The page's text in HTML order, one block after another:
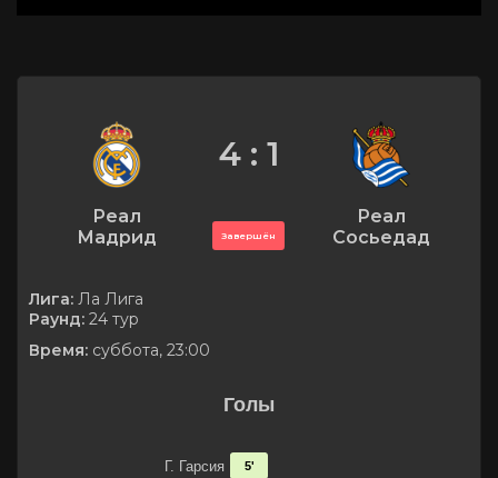
Реал
Мадрид
4 : 1
Завершён
Реал
Сосьедад
Лига: Ла Лига
Раунд: 24 тур
Время: суббота, 23:00
Голы
Г. Гарсия
5'